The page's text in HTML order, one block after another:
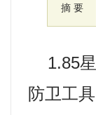
摘 要
1.85星
防卫工